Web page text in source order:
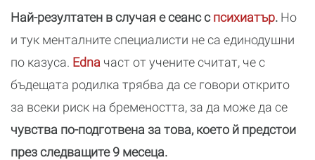
Най-резултатен в случая е сеанс спсихиатър. Но
и тук менталните специалисти не са единодушни
по казуса. Edna част от учените считат, че с
бъдещата родилка трябва да се говори открито
за всеки риск на бремеността, за да може да се
чувства по-подготвена за това, което й предстои
през следващите 9 месеца.